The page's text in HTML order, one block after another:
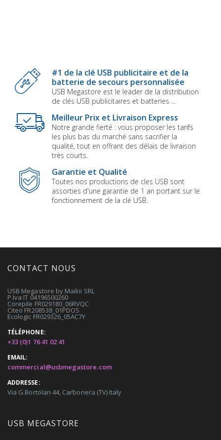
#1 de la clé USB publicitaire et de la
batterie de secours personnalisée
USB Megastore est le leader de la distribution
de clés USB publicitaires et batteries ...
Meilleur Prix et Livraison Express
Notre grande fierté : vous proposer les tarifs
les plus bas du marché sans sacrifier la
qualité, tout en offrant des délais de livraison
très courts.
Garantie et Qualité
Toutes nos productions de cles USB sont
assorties d'une garantie de 1 an portant sur le
fonctionnement de la clé USB.
CONTACT NOUS
USB Megastore by Maikii SRL
P.Iva IT 04196500260
Corepile FR029180_06RVQC
Citeo FR208538_01PDOS
Ecologic FR029326_05AC7Y
TÉLÉPHONE:
+33 (0)1 76 41 02 41
EMAIL:
commercial@usbmegastore.com
ADDRESSE:
Via G.Bortolan 44, Carbonera (TV) Italy
USB MEGASTORE